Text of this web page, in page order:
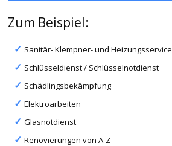
Zum Beispiel:
Sanitär- Klempner- und Heizungsservice
Schlüsseldienst / Schlüsselnotdienst
Schädlingsbekämpfung
Elektroarbeiten
Glasnotdienst
Renovierungen von A-Z